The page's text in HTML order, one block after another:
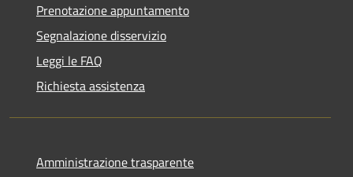
Prenotazione appuntamento
Segnalazione disservizio
Leggi le FAQ
Richiesta assistenza
Amministrazione trasparente